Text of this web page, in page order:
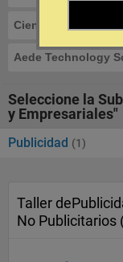
Ciencias
Aede Technology
Seleccione la
y Empresariales"
Publicidad (1)
Taller
No Publicitarios